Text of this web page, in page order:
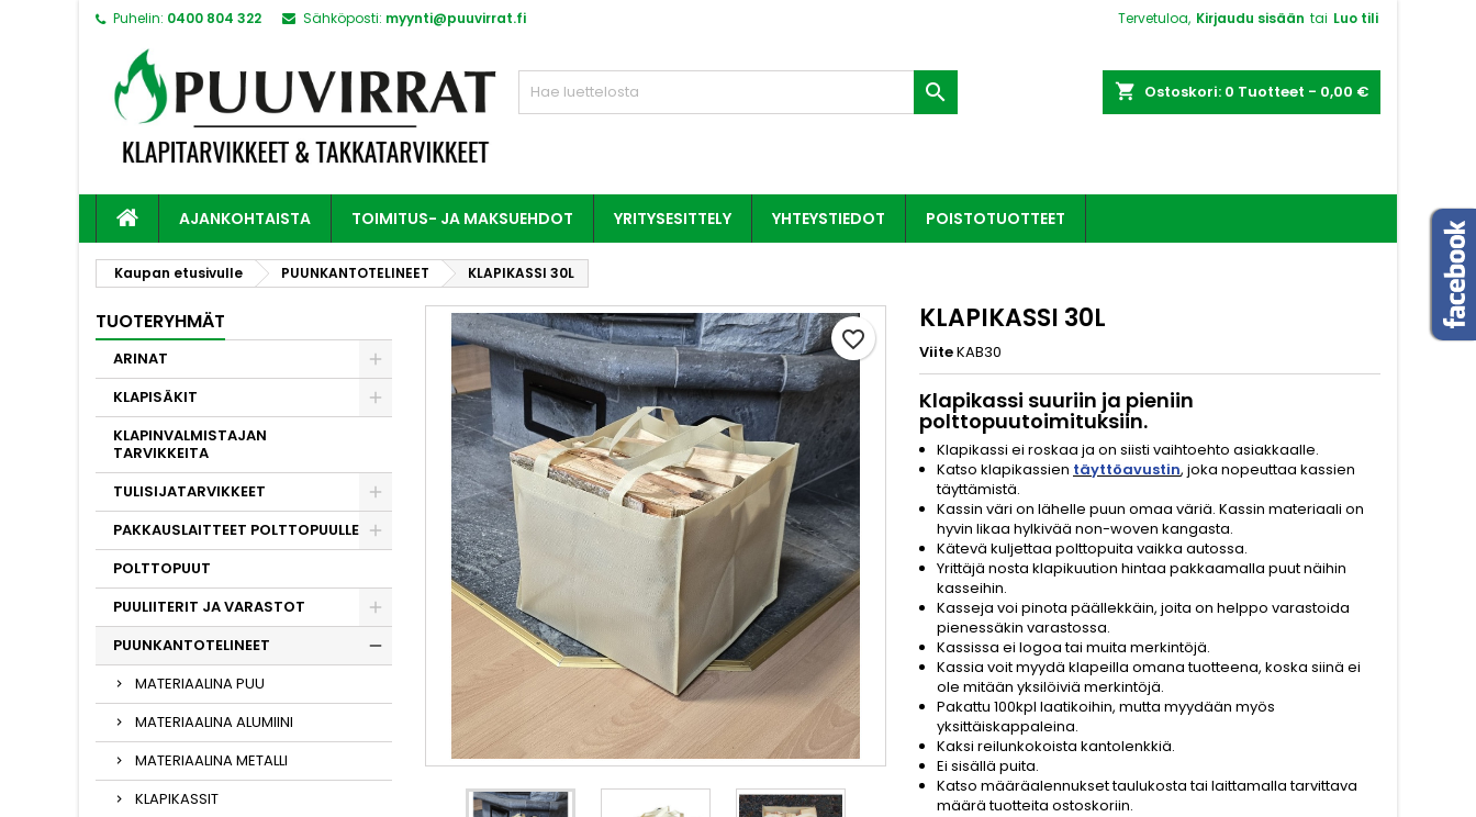
Puhelin: 0400 804 322 Sähköposti: myynti@puuvirrat.fi Tervetuloa, Kirjaudu sisään tai Luo tili
shopping_cart Ostoskori: 0 Tuotteet - 0,00 €

AJANKOHTAISTA TOIMITUS- JA MAKSUEHDOT YRITYSESITTELY YHTEYSTIEDOT POISTOTUOTTEET
Kaupan etusivulle PUUNKANTOTELINEET KLAPIKASSI 30L
TUOTERYHMÄT
ARINAT
KLAPISÄKIT
KLAPINVALMISTAJAN
TARVIKKEITA
TULISIJATARVIKKEET
PAKKAUSLAITTEET POLTTOPUULLE
POLTTOPUUT
PUULIITERIT JA VARASTOT
PUUNKANTOTELINEET
MATERIAALINA PUU
MATERIAALINA ALUMIINI
MATERIAALINA METALLI
KLAPIKASSIT
favorite_border
KLAPIKASSI 30L
ViiteKAB30
Klapikassi suuriin ja pieniin
polttopuutoimituksiin.
Klapikassi ei roskaa ja on siisti vaihtoehto asiakkaalle.
Katso klapikassien täyttöavustin, joka nopeuttaa kassien
täyttämistä.
Kassin väri on lähelle puun omaa väriä. Kassin materiaali on
hyvin likaa hylkivää non-woven kangasta.
Kätevä kuljettaa polttopuita vaikka autossa.
Yrittäjä nosta klapikuution hintaa pakkaamalla puut näihin
kasseihin.
Kasseja voi pinota päällekkäin, joita on helppo varastoida
pienessäkin varastossa.
Kassissa ei logoa tai muita merkintöjä.
Kassia voit myydä klapeilla omana tuotteena, koska siinä ei
ole mitään yksilöiviä merkintöjä.
Pakattu 100kpl laatikoihin, mutta myydään myös
yksittäiskappaleina.
Kaksi reilunkokoista kantolenkkiä.
Ei sisällä puita.
Katso määräalennukset taulukosta tai laittamalla tarvittava
määrä tuotteita ostoskoriin.